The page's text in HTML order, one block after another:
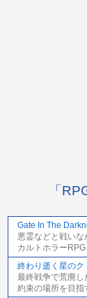
「
Gate In The
悪霊などと戦いな
カルトホラーRPG
終わり逝く星のク
最終戦争で荒廃
約束の場所を目指